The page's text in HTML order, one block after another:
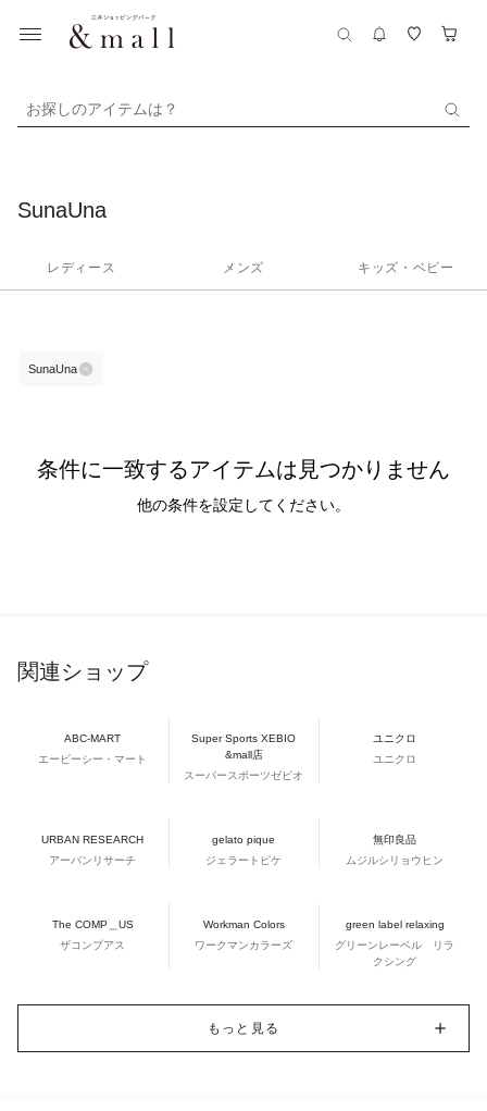
お探しのアイテムは？
SunaUna
レディース メンズ キッズ・ベビー
SunaUna
条件に一致するアイテムは見つかりません
他の条件を設定してください。
関連ショップ
ABC-MART
エービーシー・マート
Super Sports XEBIO
&mall店
スーパースポーツゼビオ
ユニクロ
ユニクロ
URBAN RESEARCH
アーバンリサーチ
gelato pique
ジェラートピケ
無印良品
ムジルシリョウヒン
The COMP＿US
ザコンプアス
Workman Colors
ワークマンカラーズ
green label relaxing
グリーンレーベル リラ
クシング
もっと見る